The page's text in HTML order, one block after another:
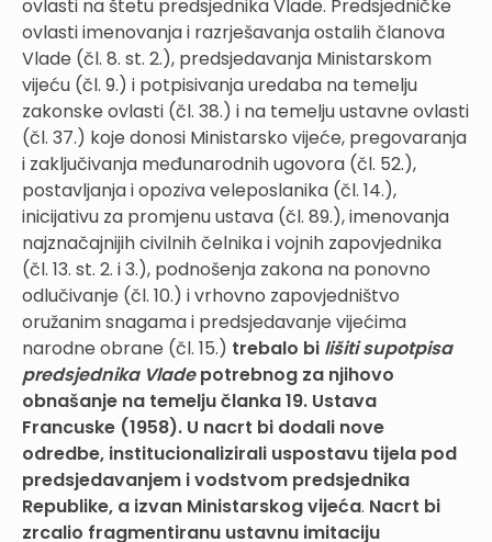
ovlasti na štetu predsjednika Vlade. Predsjedničke
ovlasti imenovanja i razrješavanja ostalih članova
Vlade (čl. 8. st. 2.), predsjedavanja Ministarskom
vijeću (čl. 9.) i potpisivanja uredaba na temelju
zakonske ovlasti (čl. 38.) i na temelju ustavne ovlasti
(čl. 37.) koje donosi Ministarsko vijeće, pregovaranja
i zaključivanja međunarodnih ugovora (čl. 52.),
postavljanja i opoziva veleposlanika (čl. 14.),
inicijativu za promjenu ustava (čl. 89.), imenovanja
najznačajnijih civilnih čelnika i vojnih zapovjednika
(čl. 13. st. 2. i 3.), podnošenja zakona na ponovno
odlučivanje (čl. 10.) i vrhovno zapovjedništvo
oružanim snagama i predsjedavanje vijećima
narodne obrane (čl. 15.) trebalo bi lišiti supotpisa
predsjednika Vladepotrebnog za njihovo
obnašanje na temelju članka 19. Ustava
Francuske (1958). U nacrt bi dodali nove
odredbe, institucionalizirali uspostavu tijela pod
predsjedavanjem i vodstvom predsjednika
Republike, a izvan Ministarskog vijeća. Nacrt bi
zrcalio fragmentiranu ustavnu imitaciju